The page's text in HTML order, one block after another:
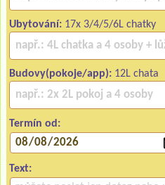
Ubytování: 17x 3/4/5/6L chatky
Budovy(pokoje/app): 12L chata
Termín od:
Text: